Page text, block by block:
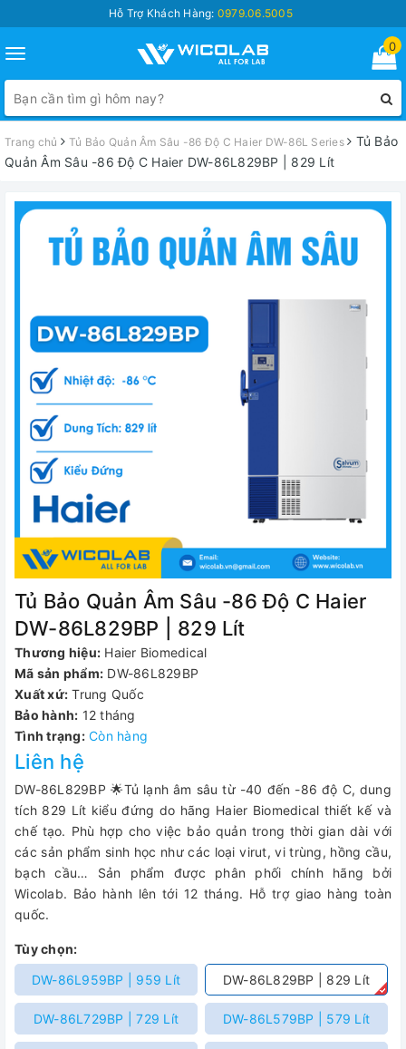
Hỗ Trợ Khách Hàng: 0979.06.5005
Toggle
navigation
0
Trang chủ Tủ Bảo Quản Âm Sâu -86 Độ C Haier DW-86L Series
Tủ Bảo
Quản Âm Sâu -86 Độ C Haier DW-86L829BP | 829 Lít
Tủ Bảo Quản Âm Sâu -86 Độ C Haier
DW-86L829BP | 829 Lít
Thương hiệu: Haier Biomedical
Mã sản phẩm: DW-86L829BP
Xuất xứ: Trung Quốc
Bảo hành: 12 tháng
Tình trạng: Còn hàng
Liên hệ
DW-86L829BP 🌟Tủ lạnh âm sâu từ -40 đến -86 độ C, dung
tích 829 Lít kiểu đứng do hãng Haier Biomedical thiết kế và
chế tạo. Phù hợp cho việc bảo quản trong thời gian dài với
các sản phẩm sinh học như các loại virut, vi trùng, hồng cầu,
bạch cầu… Sản phẩm được phân phối chính hãng bởi
Wicolab. Bảo hành lên tới 12 tháng. Hỗ trợ giao hàng toàn
quốc.
Tùy chọn:
DW-86L959BP | 959 Lít
DW-86L829BP | 829 Lít
DW-86L729BP | 729 Lít DW-86L579BP | 579 Lít